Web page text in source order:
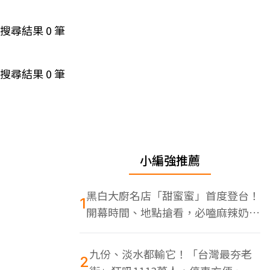
搜尋結果0筆
搜尋結果0筆
小編強推薦
1黑白大廚名店「甜蜜蜜」首度登台！
開幕時間、地點搶看，必嗑麻辣奶油
蝦
2九份、淡水都輸它！「台灣最夯老